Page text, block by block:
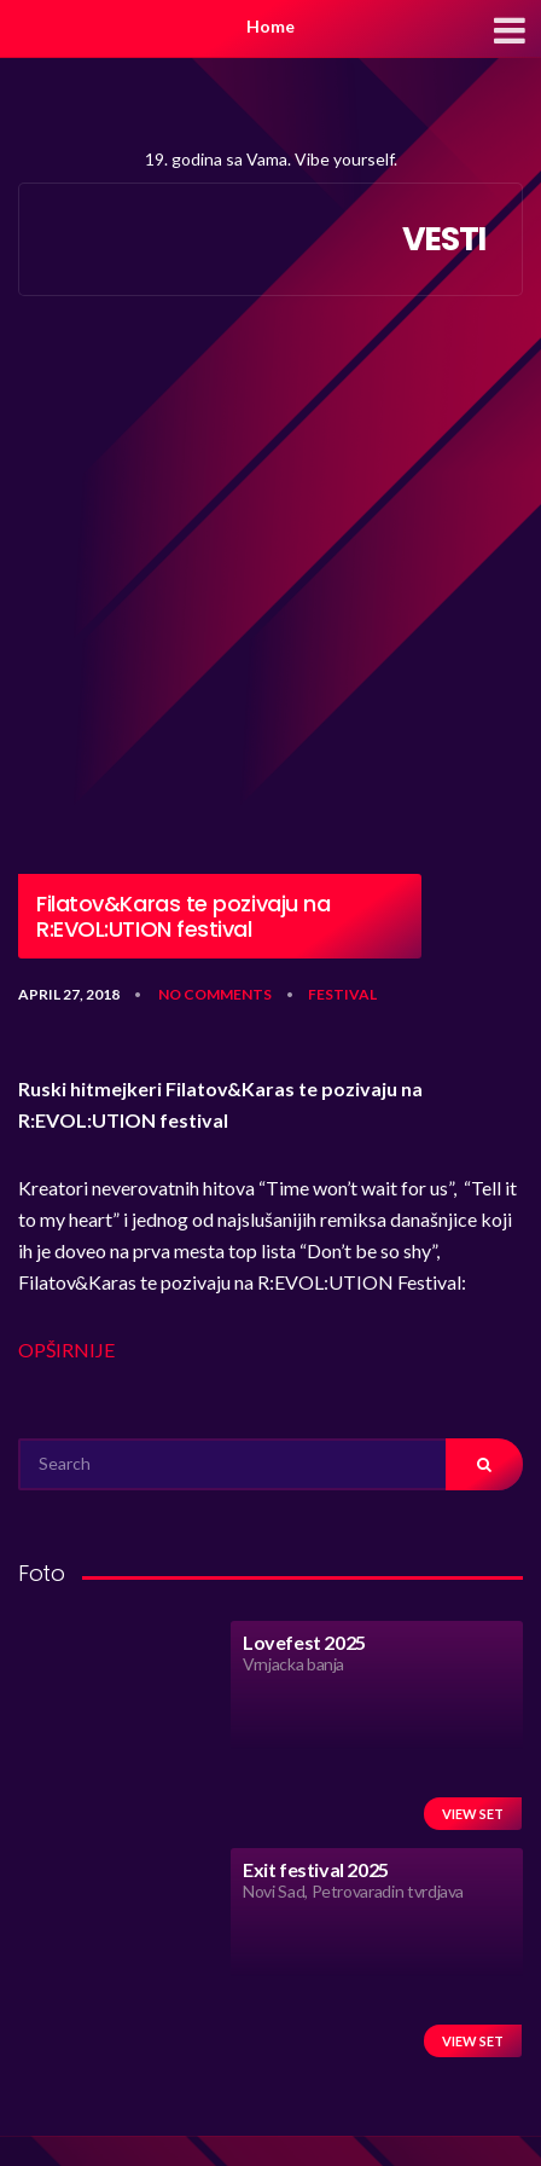
Home
19. godina sa Vama. Vibe yourself.
VESTI
Filatov&Karas te pozivaju na
R:EVOL:UTION festival
APRIL 27, 2018 • NO COMMENTS • FESTIVAL
Ruski hitmejkeri Filatov&Karas te pozivaju na
R:EVOL:UTION festival
Kreatori neverovatnih hitova “Time won’t wait for us”, “Tell it
to my heart” i jednog od najslušanijih remiksa današnjice koji
ih je doveo na prva mesta top lista “Don’t be so shy”,
Filatov&Karas te pozivaju na R:EVOL:UTION Festival:
OPŠIRNIJE
FOR:
Foto
Lovefest 2025
Vrnjacka banja
VIEW SET
Exit festival 2025
Novi Sad, Petrovaradin tvrdjava
VIEW SET